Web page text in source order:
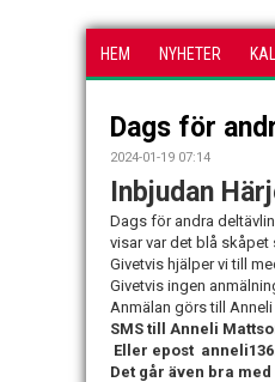
HEM NYHETER
Dags för
2024-01-19 07:14
Inbjudan
Dags för andra
visar var det blå skåpet
Givetvis hjälper vi till
Givetvis ingen
Anmälan görs till Anneli
SMS till Anneli
Eller epost
Det går även bra